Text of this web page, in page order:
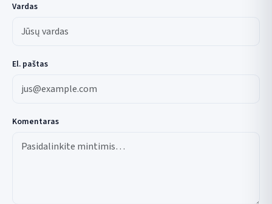
Vardas
El. paštas
Komentaras